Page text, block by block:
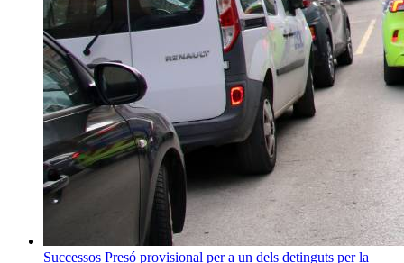
Successos Presó provisional per a un dels detinguts per la